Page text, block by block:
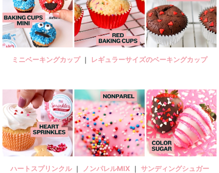
ミニベーキングカップ｜ レギュラーサイズのベーキングカップ
ハートスプリンクル｜ ノンパレルMIX ｜ サンディングシュガー